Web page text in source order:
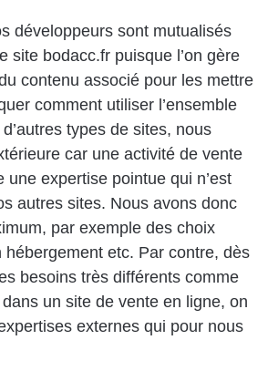
développeurs sont mutualisés
site bodacc.fr puisque l’on gère
contenu associé pour les mettre
comment utiliser l’ensemble
types de sites, nous
car une activité de vente
une expertise pointue qui n’est
autres sites. Nous avons donc
par exemple des choix
hébergement etc. Par contre, dès
besoins très différents comme
dans un site de vente en ligne, on
externes qui pour nous